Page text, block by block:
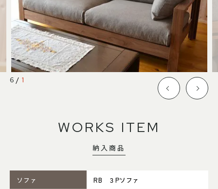
MEITO
名東店
TRANSACTION
特定商取引法に基づく表記
〒454-0825 名古屋市中川区好
土・日・祝 11：00～19：00
タップで電話をかける
6 / 1
WORKS ITEM
納入商品
ソファ RB ３Pソファ